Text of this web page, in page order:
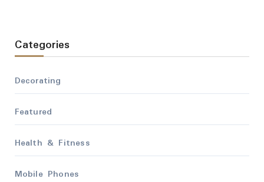
Categories
Decorating
Featured
Health & Fitness
Mobile Phones